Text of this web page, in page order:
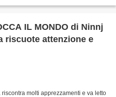
IL MONDO di Ninnj
riscuote attenzione e
molti apprezzamenti e va letto